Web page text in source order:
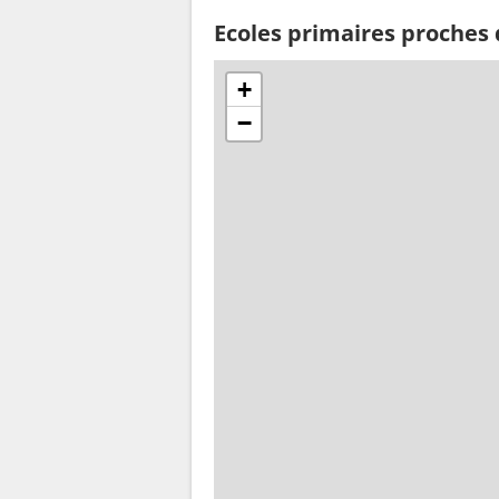
Ecoles primaires proches
+
−